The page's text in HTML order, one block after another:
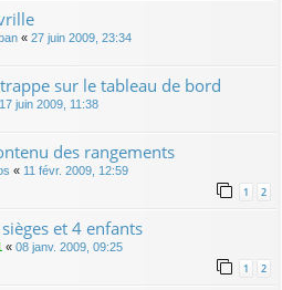
« 27 juin 2009, 23:34
sur le tableau de bord
17 juin 2009, 11:38
des rangements
« 11 févr. 2009, 12:59
1 2
et 4 enfants
« 08 janv. 2009, 09:25
1 2